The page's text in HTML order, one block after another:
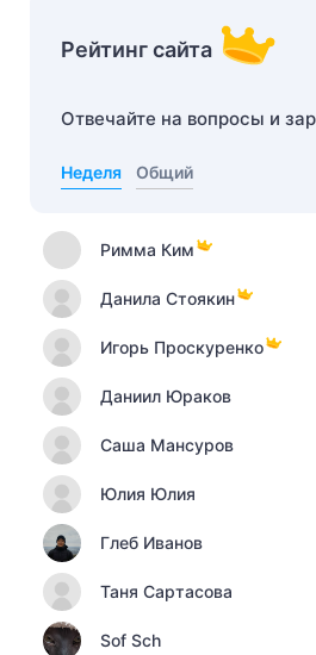
Рейтинг сайта
Отвечайте на вопросы и
Неделя Общий
Римма Ким
Данила Стоякин
Игорь Проскуренко
Даниил Юраков
Саша Мансуров
Юлия Юлия
Глеб Иванов
Таня Сартасова
Sof Sch